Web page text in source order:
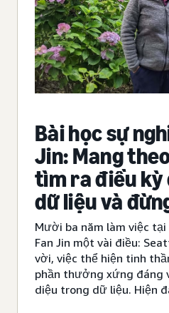
Bài học sự
Jin: Mang
tìm ra điều
dữ liệu và
bản thân
Mười ba năm làm việc
Fan Jin một vài điều:
vời, việc thể hiện tinh
phần thưởng xứng đáng
diệu trong dữ liệu. Hiện